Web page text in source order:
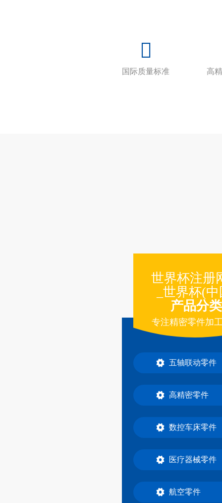

国际质量标准 高
世界杯注册
_世界杯(
产品分类
专注精密零件加
五轴联动零件
高精密零件
数控车床零件
医疗器械零件
航空零件